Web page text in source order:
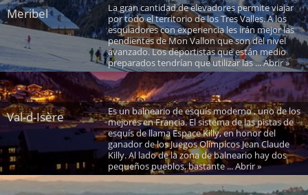
Meribel
La gran cantidad de elevadores permite viajar
por todo el territorio de los Tres Valles. A los
esquiadores con experiencia les irán mejor las
pendientes de Mon Vallon que son del nivel
avanzado. Los deportistas que están medio
preparados tendrían que utilizar las ... Abrir »
Val-d-Isère
Es un balneario de esquís moderno , uno de los
mejores en Francia. El sistema de las pistas de
esquís de llama Espace Killy, en honor del
ganador de los Juegos Olímpicos Jean Claude
Killy. Al lado de la zona de balneario hay dos
pequeños pueblos, bastante ... Abrir »